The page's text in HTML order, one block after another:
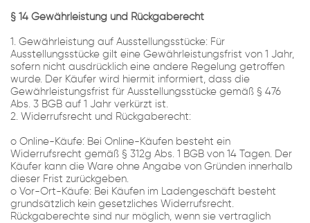
§ 14 Gewährleistung und Rückgaberecht
1. Gewährleistung auf Ausstellungsstücke: Für
Ausstellungsstücke gilt eine Gewährleistungsfrist von 1 Jahr,
sofern nicht ausdrücklich eine andere Regelung getroffen
wurde. Der Käufer wird hiermit informiert, dass die
Gewährleistungsfrist für Ausstellungsstücke gemäß § 476
Abs. 3 BGB auf 1 Jahr verkürzt ist.
2. Widerrufsrecht und Rückgaberecht:
o Online-Käufe: Bei Online-Käufen besteht ein
Widerrufsrecht gemäß § 312g Abs. 1 BGB von 14 Tagen. Der
Käufer kann die Ware ohne Angabe von Gründen innerhalb
dieser Frist zurückgeben.
o Vor-Ort-Käufe: Bei Käufen im Ladengeschäft besteht
grundsätzlich kein gesetzliches Widerrufsrecht.
Rückgaberechte sind nur möglich, wenn sie vertraglich